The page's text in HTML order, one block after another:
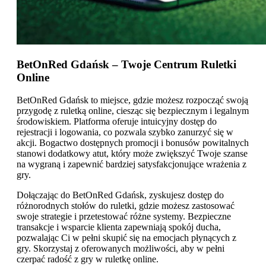
BetOnRed Gdańsk – Twoje Centrum Ruletki
Online
BetOnRed Gdańsk to miejsce, gdzie możesz rozpocząć swoją
przygodę z ruletką online, ciesząc się bezpiecznym i legalnym
środowiskiem. Platforma oferuje intuicyjny dostęp do
rejestracji i logowania, co pozwala szybko zanurzyć się w
akcji. Bogactwo dostępnych promocji i bonusów powitalnych
stanowi dodatkowy atut, który może zwiększyć Twoje szanse
na wygraną i zapewnić bardziej satysfakcjonujące wrażenia z
gry.
Dołączając do BetOnRed Gdańsk, zyskujesz dostęp do
różnorodnych stołów do ruletki, gdzie możesz zastosować
swoje strategie i przetestować różne systemy. Bezpieczne
transakcje i wsparcie klienta zapewniają spokój ducha,
pozwalając Ci w pełni skupić się na emocjach płynących z
gry. Skorzystaj z oferowanych możliwości, aby w pełni
czerpać radość z gry w ruletkę online.